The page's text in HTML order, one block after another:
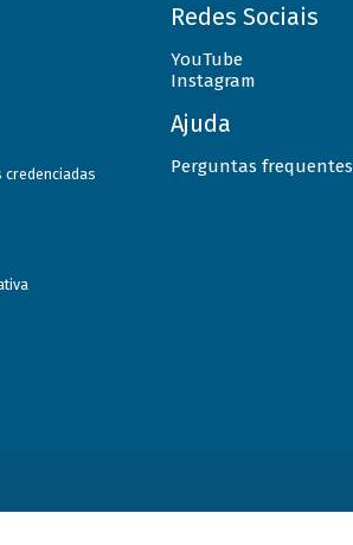
Redes Sociais
YouTube
Instagram
Ajuda
Perguntas frequentes